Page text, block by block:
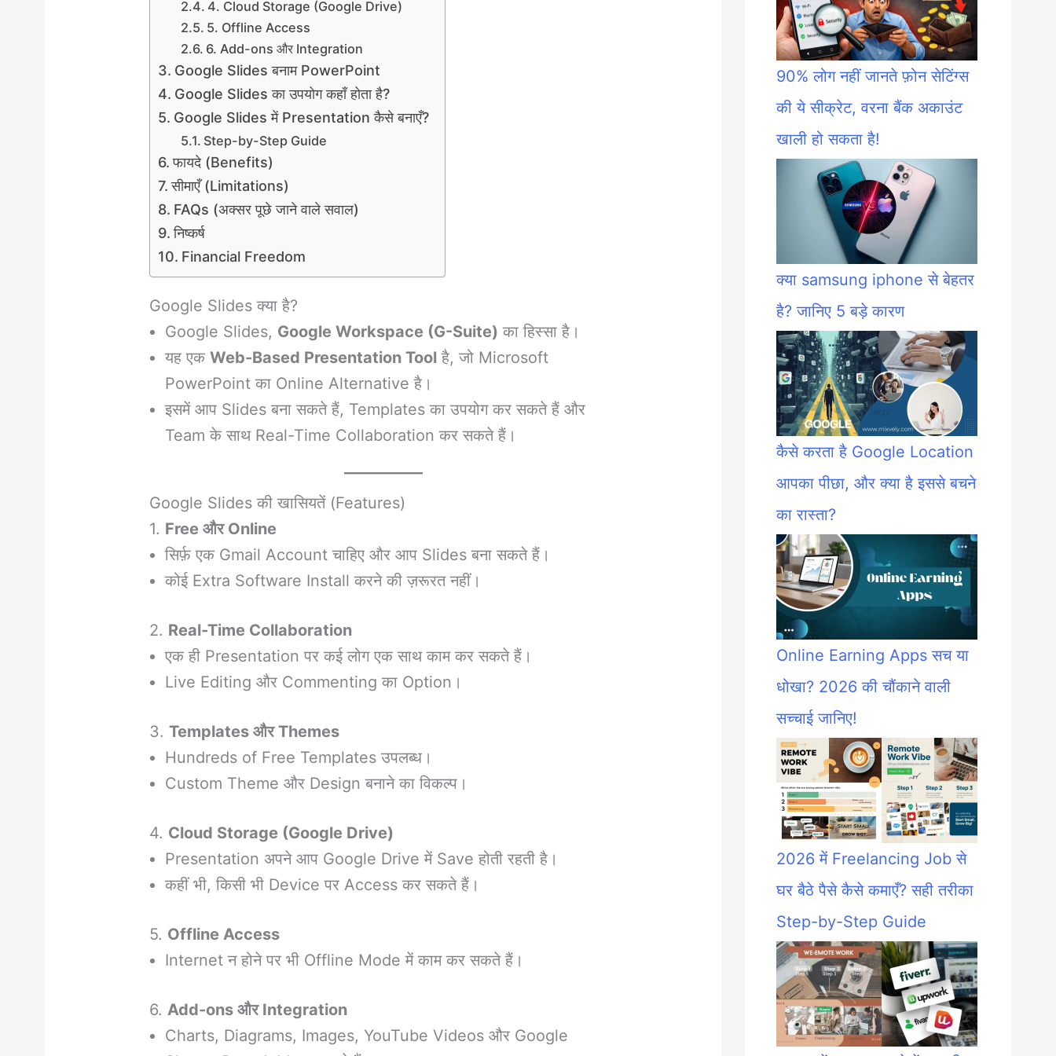
4. Cloud Storage (Google Drive)
5. Offline Access
6. Add-ons और Integration
Google Slides बनाम PowerPoint
Google Slides का उपयोग कहाँ होता है?
Google Slides में Presentation कैसे बनाएँ?
Step-by-Step Guide
फायदे (Benefits)
सीमाएँ (Limitations)
FAQs (अक्सर पूछे जाने वाले सवाल)
निष्कर्ष
Financial Freedom
Google Slides क्या है?
Google Slides, Google Workspace (G-Suite) का हिस्सा है।
यह एकWeb-Based Presentation Tool है, जो Microsoft
PowerPoint का Online Alternative है।
इसमें आप Slides बना सकते हैं, Templates का उपयोग कर सकते हैं और
Team के साथ Real-Time Collaboration कर सकते हैं।
Google Slides की खासियतें (Features)
1. Free और Online
सिर्फ़ एक Gmail Account चाहिए और आप Slides बना सकते हैं।
कोई Extra Software Install करने की ज़रूरत नहीं।
2. Real-Time Collaboration
एक ही Presentation पर कई लोग एक साथ काम कर सकते हैं।
Live Editing और Commenting का Option।
3.Templates और Themes
Hundreds of Free Templates उपलब्ध।
Custom Theme और Design बनाने का विकल्प।
4. Cloud Storage (Google Drive)
Presentation अपने आप Google Drive में Save होती रहती है।
कहीं भी, किसी भी Device पर Access कर सकते हैं।
5. Offline Access
Internet न होने पर भी Offline Mode में काम कर सकते हैं।
6.Add-ons और Integration
Charts, Diagrams, Images, YouTube Videos और Google
90% लोग नहीं जानते फ़ोन सेटिंग्स
की ये सीक्रेट, वरना बैंक अकाउंट
खाली हो सकता है!
क्या samsung iphone से बेहतर
है? जानिए 5 बड़े कारण
कैसे करता है Google Location
आपका पीछा, और क्या है इससे बचने
का रास्ता?
Online Earning Apps सच या
धोखा? 2026 की चौंकाने वाली
सच्चाई जानिए!
2026 में Freelancing Job से
घर बैठे पैसे कैसे कमाएँ? सही तरीका
Step-by-Step Guide